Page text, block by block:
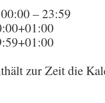
– 23:59
zur Zeit die